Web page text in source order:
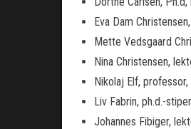
Eva Dam
Mette Vedsgaard
Nina Christensen,
Nikolaj Elf,
Liv Fabrin, ph.d.-
Johannes Fibiger,